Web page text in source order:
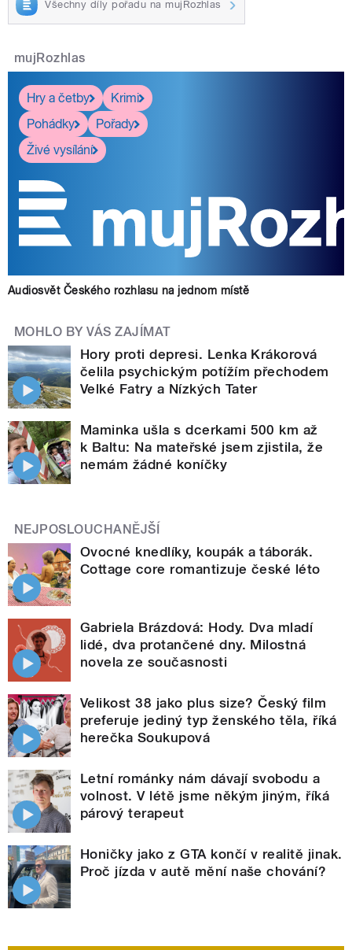
Všechny díly pořadu na mujRozhlas
mujRozhlas
Hry a četby
Krimi
Pohádky
Pořady
Živé vysílání
Audiosvět Českého rozhlasu na jednom místě
MOHLO BY VÁS ZAJÍMAT
Hory proti depresi. Lenka Krákorová
čelila psychickým potížím přechodem
Velké Fatry a Nízkých Tater
Maminka ušla s dcerkami 500 km až
k Baltu: Na mateřské jsem zjistila, že
nemám žádné koníčky
NEJPOSLOUCHANĚJŠÍ
Ovocné knedlíky, koupák a táborák.
Cottage core romantizuje české léto
Gabriela Brázdová: Hody. Dva mladí
lidé, dva protančené dny. Milostná
novela ze současnosti
Velikost 38 jako plus size? Český film
preferuje jediný typ ženského těla, říká
herečka Soukupová
Letní románky nám dávají svobodu a
volnost. V létě jsme někým jiným, říká
párový terapeut
Honičky jako z GTA končí v realitě jinak.
Proč jízda v autě mění naše chování?